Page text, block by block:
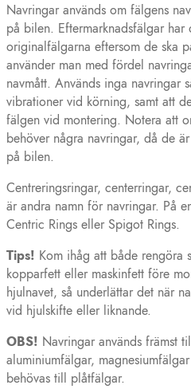
Navringar används om fälgens
på bilen. Eftermarknadsfälgar har
originalfälgarna eftersom de ska
använder man med fördel
navmått. Används inga navringar
vibrationer vid körning, samt att
fälgen vid montering. Notera att
behöver några navringar, då de
på bilen.
Centreringsringar, centerringar,
är andra namn för navringar. På
Centric Rings eller Spigot Rings.
Tips! Kom ihåg att både rengöra
kopparfett eller maskinfett före
hjulnavet, så underlättar det när
vid hjulskifte eller liknande.
OBS! Navringar används främst
aluminiumfälgar,
behövas till plåtfälgar.